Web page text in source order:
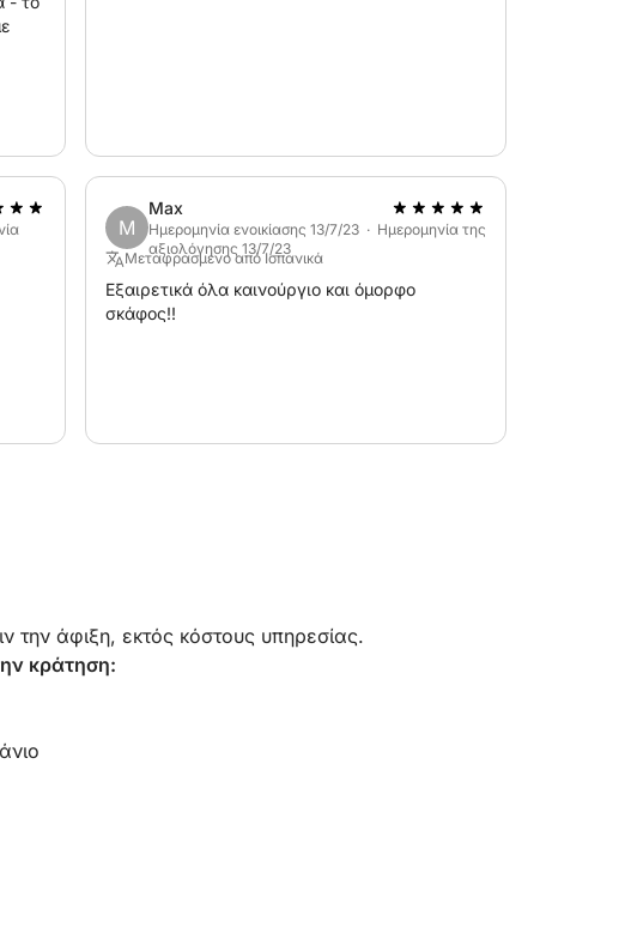
χώρο στάθμευσης ακριβώς μπροστά από τα
Spiaggia Rosa... το ιδανικό σημείο εκκίνησης
όμορφους κολπίσκους του κόσμου!
την ομορφιά, τα καταστήματα και τα
Quatu.
M
Max
Ημερομηνία ενοικίασης 13/7/23 · Ημερομηνία της
αξιολόγησης 13/7/23
Μεταφρασμένο από Ισπανικά
Εξαιρετικά όλα καινούργιο και όμορφο
σκάφος!!
την άφιξη, εκτός κόστους υπηρεσίας.
κράτηση: